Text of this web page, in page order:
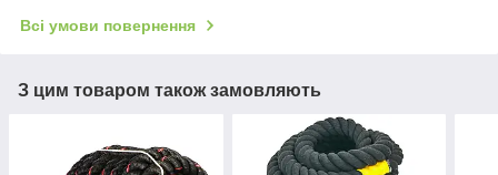
Всі умови повернення
З цим товаром також замовляють